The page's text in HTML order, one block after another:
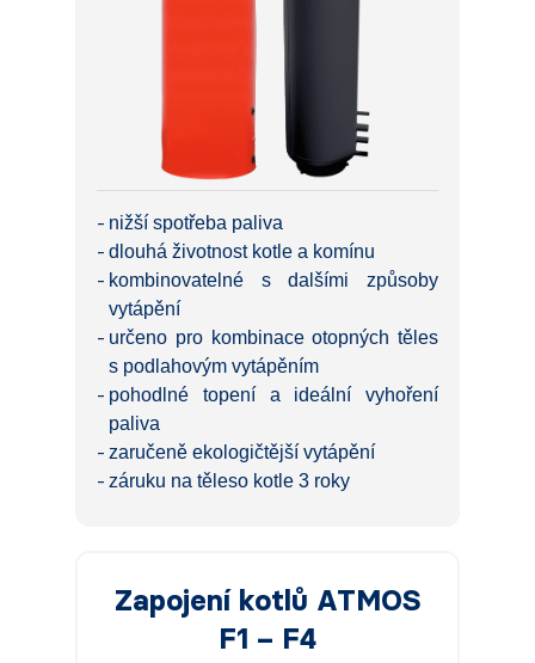
nižší spotřeba paliva
dlouhá životnost kotle a komínu
kombinovatelné s dalšími způsoby
vytápění
určeno pro kombinace otopných těles
s podlahovým vytápěním
pohodlné topení a ideální vyhoření
paliva
zaručeně ekologičtější vytápění
záruku na těleso kotle 3 roky
Zapojení kotlů ATMOS
F1 – F4